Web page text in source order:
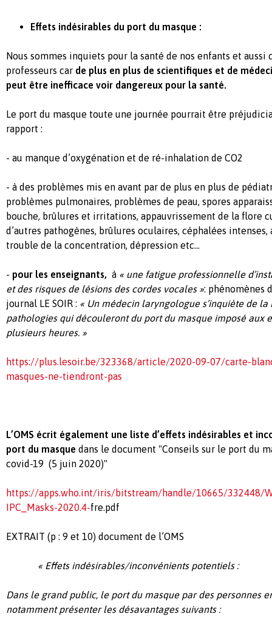
Effets indésirables du port du masque :
Nous sommes inquiets pour la santé de nos enfants et aussi
professeurs car de plus en plus de scientifiques et de
peut être inefficace voir dangereux pour la santé.
Le port du masque toute une journée pourrait être
rapport :
- au manque d’oxygénation et de ré-inhalation de CO2
- à des problèmes mis en avant par de plus en plus de
problèmes pulmonaires, problèmes de peau, spores
bouche, brûlures et irritations, appauvrissement de la flore
d’autres pathogènes, brûlures oculaires, céphalées
trouble de la concentration, dépression etc…
- pour les enseignants, à « une fatigue professionnelle
et des risques de lésions des cordes vocales »: phénomènes
journal LE SOIR : « Un médecin laryngologue s’inquiète de
pathologies qui découleront du port du masque imposé aux
plusieurs heures. »
https://plus.lesoir.be/323368/article/2020-09-07/carte-
masques-ne-tiendront-pas
L’OMS écrit également une liste d’effets indésirables et
port du masque dans le document "Conseils sur le port du
covid-19 (5 juin 2020)"
https://apps.who.int/iris/bitstream/handle/10665/332448/
IPC_Masks-2020.4-fre.pdf
EXTRAIT (p : 9 et 10) document de l’OMS
« Effets indésirables/inconvénients potentiels :
Dans le grand public, le port du masque par des personnes
notamment présenter les désavantages suivants :